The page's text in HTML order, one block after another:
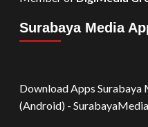
Surabaya Media
Download Apps Surabaya
(Android) -